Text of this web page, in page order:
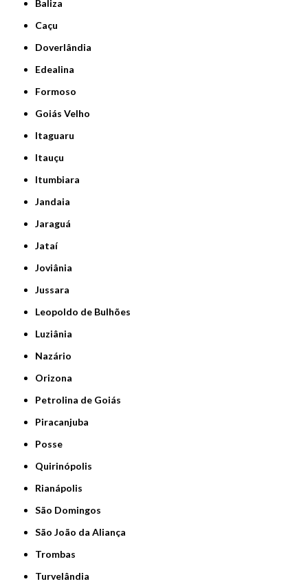
Baliza
Caçu
Doverlândia
Edealina
Formoso
Goiás Velho
Itaguaru
Itauçu
Itumbiara
Jandaia
Jaraguá
Jataí
Joviânia
Jussara
Leopoldo de Bulhões
Luziânia
Nazário
Orizona
Petrolina de Goiás
Piracanjuba
Posse
Quirinópolis
Rianápolis
São Domingos
São João da Aliança
Trombas
Turvelândia